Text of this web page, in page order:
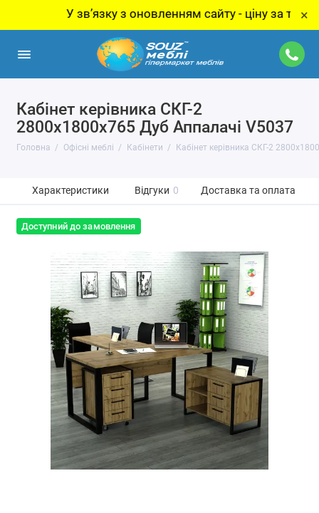
У звʼязку з оновленням сайту - ціну за товар ×
Кабінет керівника СКГ-2
2800x1800x765 Дуб Аппалачі V5037
Головна Офісні меблі Кабінети Кабінет керівника СКГ-2
Характеристики Відгуки 0 Доставка та оплата
Доступний до замовлення